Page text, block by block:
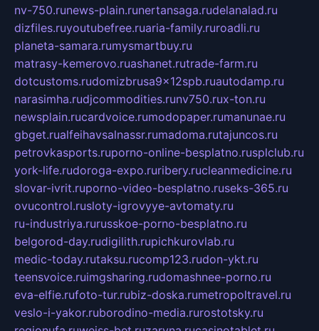
nv-750.runews-plain.runertansaga.rudelanalad.ru
dizfiles.ruyoutubefree.ruaria-family.ruroadli.ru
planeta-samara.rumysmartbuy.ru
matrasy-kemerovo.ruashanet.rutrade-farm.ru
dotcustoms.rudomizbrusa9x12spb.ruautodamp.ru
narasimha.rudjcommodities.runv750.rux-ton.ru
newsplain.rucardvoice.rumodopaper.rumanunae.ru
gbget.rualfeihavsalnassr.rumadoma.rutajuncos.ru
petrovkasports.ruporno-online-besplatno.rusplclub.ru
york-life.rudoroga-expo.ruribery.rucleanmedicine.ru
slovar-ivrit.ruporno-video-besplatno.ruseks-365.ru
ovucontrol.rusloty-igrovyye-avtomaty.ru
ru-industriya.rurusskoe-porno-besplatno.ru
belgorod-day.rudigilith.rupichkurovlab.ru
medic-today.rutaksu.rucomp123.rudon-ykt.ru
teensvoice.ruimgsharing.rudomashnee-porno.ru
eva-elfie.rufoto-tur.rubiz-doska.rumetropoltravel.ru
veslo-i-yakor.ruborodino-media.rurostotsky.ru